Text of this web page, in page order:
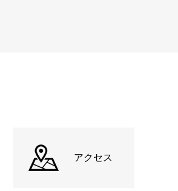
アクセス